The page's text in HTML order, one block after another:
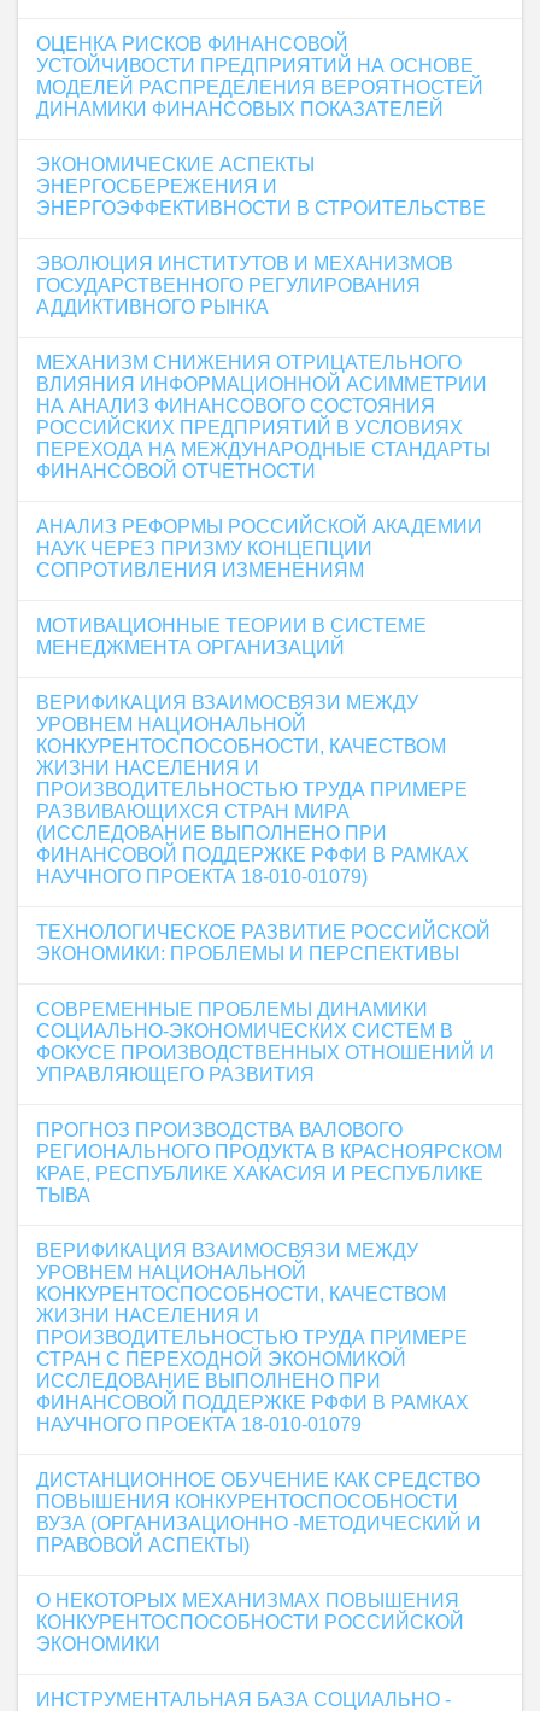
ОЦЕНКА РИСКОВ ФИНАНСОВОЙ
УСТОЙЧИВОСТИ ПРЕДПРИЯТИЙ НА ОСНОВЕ
МОДЕЛЕЙ РАСПРЕДЕЛЕНИЯ ВЕРОЯТНОСТЕЙ
ДИНАМИКИ ФИНАНСОВЫХ ПОКАЗАТЕЛЕЙ
ЭКОНОМИЧЕСКИЕ АСПЕКТЫ
ЭНЕРГОСБЕРЕЖЕНИЯ И
ЭНЕРГОЭФФЕКТИВНОСТИ В СТРОИТЕЛЬСТВЕ
ЭВОЛЮЦИЯ ИНСТИТУТОВ И МЕХАНИЗМОВ
ГОСУДАРСТВЕННОГО РЕГУЛИРОВАНИЯ
АДДИКТИВНОГО РЫНКА
МЕХАНИЗМ СНИЖЕНИЯ ОТРИЦАТЕЛЬНОГО
ВЛИЯНИЯ ИНФОРМАЦИОННОЙ АСИММЕТРИИ
НА АНАЛИЗ ФИНАНСОВОГО СОСТОЯНИЯ
РОССИЙСКИХ ПРЕДПРИЯТИЙ В УСЛОВИЯХ
ПЕРЕХОДА НА МЕЖДУНАРОДНЫЕ СТАНДАРТЫ
ФИНАНСОВОЙ ОТЧЕТНОСТИ
АНАЛИЗ РЕФОРМЫ РОССИЙСКОЙ АКАДЕМИИ
НАУК ЧЕРЕЗ ПРИЗМУ КОНЦЕПЦИИ
СОПРОТИВЛЕНИЯ ИЗМЕНЕНИЯМ
МОТИВАЦИОННЫЕ ТЕОРИИ В СИСТЕМЕ
МЕНЕДЖМЕНТА ОРГАНИЗАЦИЙ
ВЕРИФИКАЦИЯ ВЗАИМОСВЯЗИ МЕЖДУ
УРОВНЕМ НАЦИОНАЛЬНОЙ
КОНКУРЕНТОСПОСОБНОСТИ, КАЧЕСТВОМ
ЖИЗНИ НАСЕЛЕНИЯ И
ПРОИЗВОДИТЕЛЬНОСТЬЮ ТРУДА ПРИМЕРЕ
РАЗВИВАЮЩИХСЯ СТРАН МИРА
(ИССЛЕДОВАНИЕ ВЫПОЛНЕНО ПРИ
ФИНАНСОВОЙ ПОДДЕРЖКЕ РФФИ В РАМКАХ
НАУЧНОГО ПРОЕКТА 18-010-01079)
ТЕХНОЛОГИЧЕСКОЕ РАЗВИТИЕ РОССИЙСКОЙ
ЭКОНОМИКИ: ПРОБЛЕМЫ И ПЕРСПЕКТИВЫ
СОВРЕМЕННЫЕ ПРОБЛЕМЫ ДИНАМИКИ
СОЦИАЛЬНО-ЭКОНОМИЧЕСКИХ СИСТЕМ В
ФОКУСЕ ПРОИЗВОДСТВЕННЫХ ОТНОШЕНИЙ И
УПРАВЛЯЮЩЕГО РАЗВИТИЯ
ПРОГНОЗ ПРОИЗВОДСТВА ВАЛОВОГО
РЕГИОНАЛЬНОГО ПРОДУКТА В КРАСНОЯРСКОМ
КРАЕ, РЕСПУБЛИКЕ ХАКАСИЯ И РЕСПУБЛИКЕ
ТЫВА
ВЕРИФИКАЦИЯ ВЗАИМОСВЯЗИ МЕЖДУ
УРОВНЕМ НАЦИОНАЛЬНОЙ
КОНКУРЕНТОСПОСОБНОСТИ, КАЧЕСТВОМ
ЖИЗНИ НАСЕЛЕНИЯ И
ПРОИЗВОДИТЕЛЬНОСТЬЮ ТРУДА ПРИМЕРЕ
СТРАН С ПЕРЕХОДНОЙ ЭКОНОМИКОЙ
ИССЛЕДОВАНИЕ ВЫПОЛНЕНО ПРИ
ФИНАНСОВОЙ ПОДДЕРЖКЕ РФФИ В РАМКАХ
НАУЧНОГО ПРОЕКТА 18-010-01079
ДИСТАНЦИОННОЕ ОБУЧЕНИЕ КАК СРЕДСТВО
ПОВЫШЕНИЯ КОНКУРЕНТОСПОСОБНОСТИ
ВУЗА (ОРГАНИЗАЦИОННО -МЕТОДИЧЕСКИЙ И
ПРАВОВОЙ АСПЕКТЫ)
О НЕКОТОРЫХ МЕХАНИЗМАХ ПОВЫШЕНИЯ
КОНКУРЕНТОСПОСОБНОСТИ РОССИЙСКОЙ
ЭКОНОМИКИ
ИНСТРУМЕНТАЛЬНАЯ БАЗА СОЦИАЛЬНО -